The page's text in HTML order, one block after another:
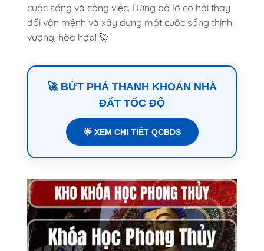
cuộc sống và công việc. Đừng bỏ lỡ cơ hội thay
đổi vận mệnh và xây dựng một cuộc sống thịnh
vượng, hòa hợp! 🚀
🚀 BỨT PHÁ THANH KHOẢN NHÀ
ĐẤT TỐC ĐỘ
🌟 XEM CHI TIẾT QCBDS